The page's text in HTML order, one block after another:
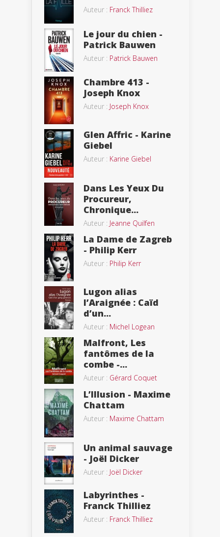
Auteur : Franck Thilliez
Le jour du chien -
Patrick Bauwen
Auteur : Patrick Bauwen
Chambre 413 -
Joseph Knox
Auteur : Joseph Knox
Glen Affric - Karine
Giebel
Auteur : Karine Giebel
Dans Les Yeux Du
Procureur,
Chronique...
Auteur : Jeanne Quilfen
La Dame de Zagreb
- Philip Kerr
Auteur : Philip Kerr
Lugon alias
l’Araignée : Caïd
d’un...
Auteur : Michel Logean
Malfront, Les
fantômes de la
combe -...
Auteur : Gérard Coquet
L’Illusion - Maxime
Chattam
Auteur : Maxime Chattam
Un animal sauvage
- Joël Dicker
Auteur : Joël Dicker
Labyrinthes -
Franck Thilliez
Auteur : Franck Thilliez